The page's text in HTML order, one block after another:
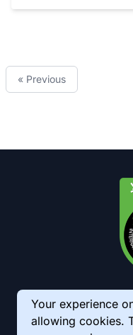
« Previous
Your experience
allowing cookies.